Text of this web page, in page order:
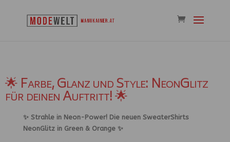
🌟 Farbe, Glanz und Style: NeonGlitz
für deinen Auftritt! 🌟
✨ Strahle in Neon-Power! Die neuen SweaterShirts
NeonGlitz in Green & Orange ✨